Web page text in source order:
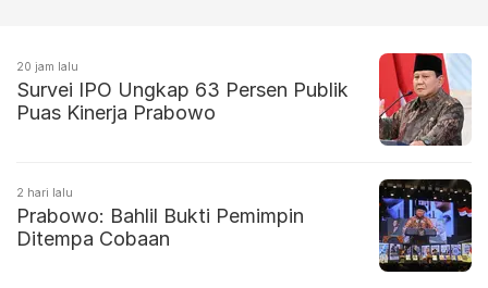
20 jam lalu
Survei IPO Ungkap 63 Persen Publik
Puas Kinerja Prabowo
2 hari lalu
Prabowo: Bahlil Bukti Pemimpin
Ditempa Cobaan